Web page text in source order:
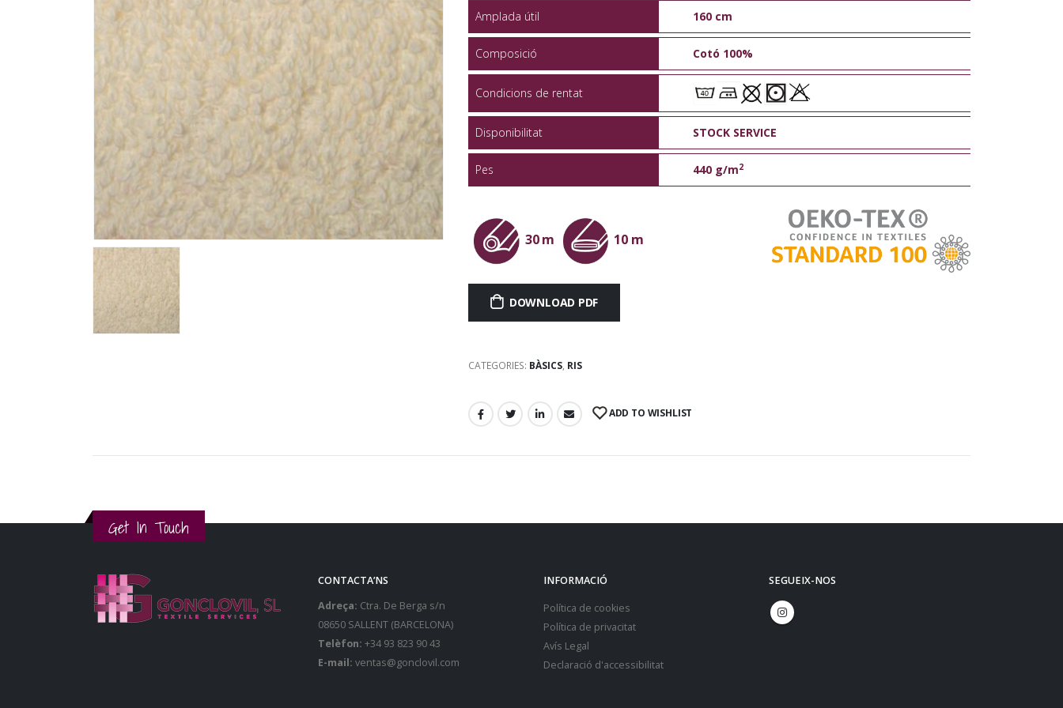
Amplada útil 160 cm
Composició Cotó 100%
Condicions de rentat
Disponibilitat STOCK SERVICE
Pes 440 g/m2
30 m 10 m
DOWNLOAD PDF
CATEGORIES: BÀSICS, RIS
ADD TO WISHLIST
Get In Touch
CONTACTA’NS
Adreça: Ctra. De Berga s/n
08650 SALLENT (BARCELONA)
Telèfon: +34 93 823 90 43
E-mail: ventas@gonclovil.com
INFORMACIÓ
Política de cookies
Política de privacitat
Avís Legal
Declaració d'accessibilitat
SEGUEIX-NOS